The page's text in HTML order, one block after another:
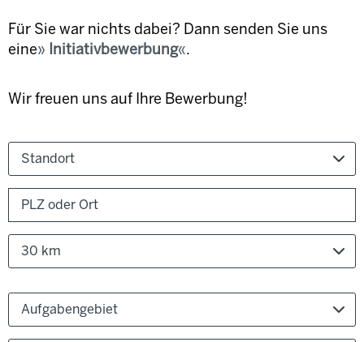
Für Sie war nichts dabei? Dann senden Sie uns
eine
Initiativbewerbung .
Wir freuen uns auf Ihre Bewerbung!
Standort
30 km
Aufgabengebiet